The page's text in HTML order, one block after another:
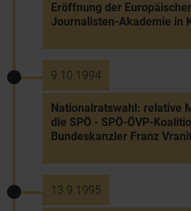
Eröffnung der
Journalisten-Akademie in
9.10.1994
Nationalratswahl: relative
die SPÖ - SPÖ-ÖVP-
Bundeskanzler Franz
13.9.1995